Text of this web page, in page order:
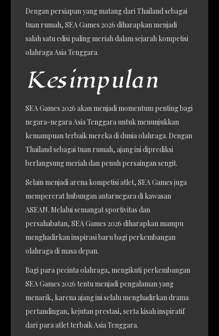
Dengan persiapan yang matang dari Thailand sebagai
tuan rumah, SEA Games 2026 diharapkan menjadi
salah satu edisi paling meriah dalam sejarah kompetisi
olahraga Asia Tenggara.
Kesimpulan
SEA Games 2026 akan menjadi momentum penting bagi
negara-negara Asia Tenggara untuk menunjukkan
kemampuan terbaik mereka di dunia olahraga. Dengan
Thailand sebagai tuan rumah, ajang ini diprediksi
berlangsung meriah dan penuh persaingan sengit.
Selain menjadi arena kompetisi atlet, SEA Games juga
mempererat hubungan antarnegara di kawasan
ASEAN. Melalui semangat sportivitas dan
persahabatan, SEA Games 2026 diharapkan mampu
menghadirkan inspirasi baru bagi perkembangan
olahraga di masa depan.
Bagi para pecinta olahraga, mengikuti perkembangan
SEA Games 2026 tentu menjadi pengalaman yang
menarik, karena ajang ini selalu menghadirkan drama
pertandingan, kejutan prestasi, serta kisah inspiratif
dari para atlet terbaik Asia Tenggara.